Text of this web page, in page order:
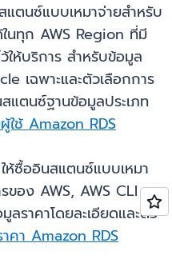
ตนซ์แบบเหมาจ่ายสำหรับ
นทุก AWS Region ที่มี
ห้บริการ สำหรับข้อมูล
เฉพาะและตัวเลือกการ
ตนซ์ฐานข้อมูลประเภท
ใช้ Amazon RDS
ห้ซื้ออินสแตนซ์แบบเหมา
ของ AWS, AWS CLI
ราคาโดยละเอียดและตัว
คา Amazon RDS